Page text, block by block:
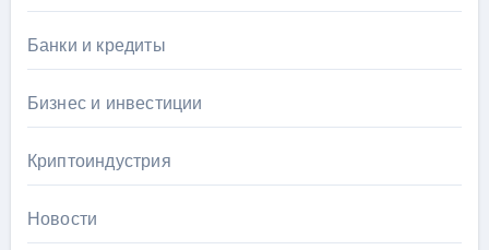
Банки и кредиты
Бизнес и инвестиции
Криптоиндустрия
Новости